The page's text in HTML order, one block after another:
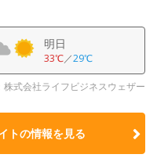
明日
33℃／29℃
株式会社ライフビジネスウェザー
トの情報を見る